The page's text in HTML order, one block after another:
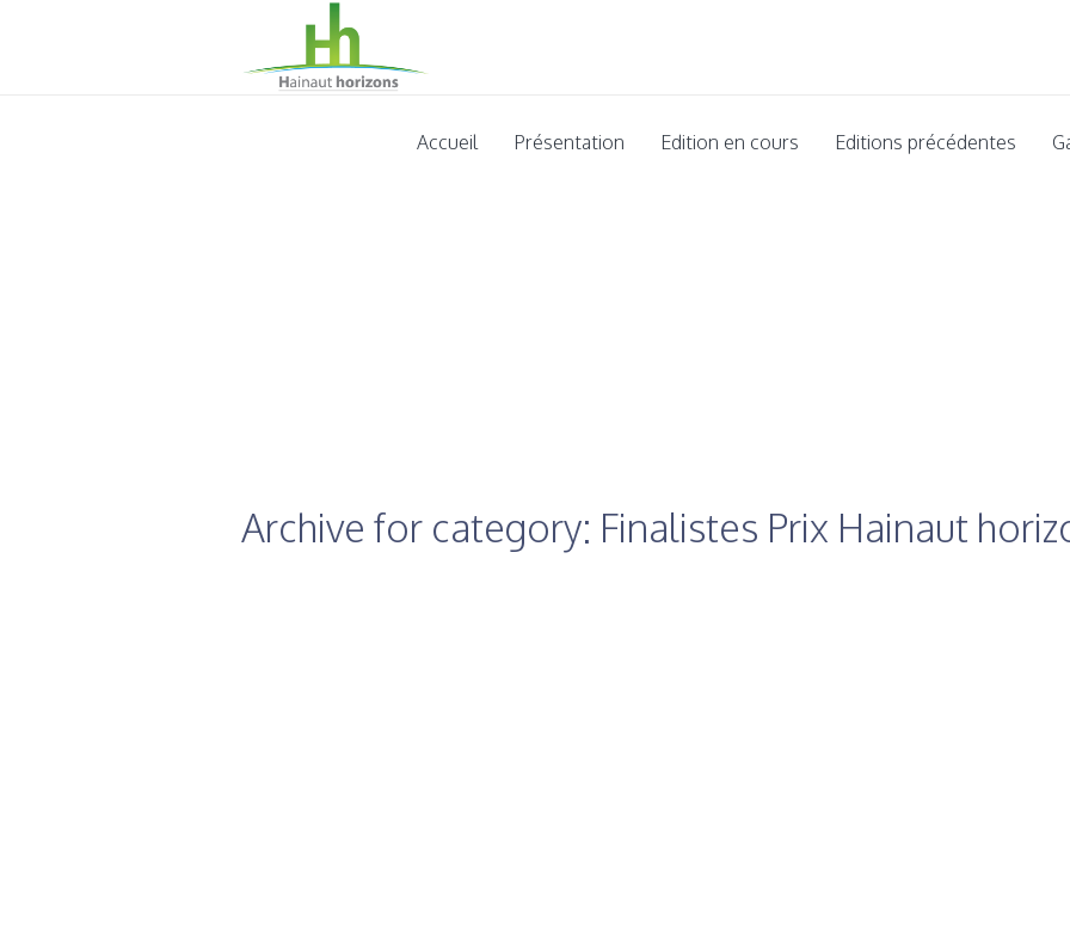
Accueil Présentation Edition en cours Editions précédentes
Archive for category: Finalistes Prix Hainaut